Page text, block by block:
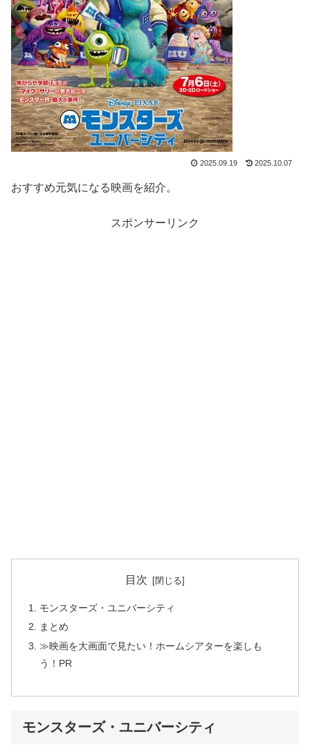
2025.09.19 2025.10.07
おすすめ元気になる映画を紹介。
スポンサーリンク
目次
モンスターズ・ユニバーシティ
まとめ
≫映画を大画面で見たい！ホームシアターを楽しも
う！PR
モンスターズ・ユニバーシティ